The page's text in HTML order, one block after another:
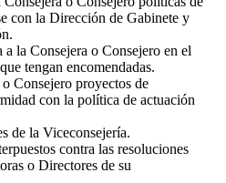
con la Dirección de Gabinete y
a la Consejera o Consejero en el
tengan encomendadas.
Consejero proyectos de
con la política de actuación
de la Viceconsejería.
contra las resoluciones
o Directores de su